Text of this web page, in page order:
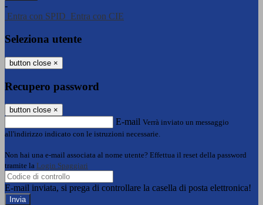
-
Entra con SPID Entra con CIE
Seleziona utente
button close ×
Recupero password
button close ×
E-mail Verrà inviato un messaggio
all'indirizzo indicato con le istruzioni necessarie.
Non hai una e-mail associata al nome utente? Effettua il reset della password
tramite la Login Spaggiari
E-mail inviata, si prega di controllare la casella di posta elettronica!